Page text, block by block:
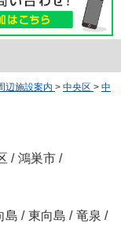
辺施設案内 > 中央区 > 中
/ 鴻巣市 /
島 / 東向島 / 竜泉 /